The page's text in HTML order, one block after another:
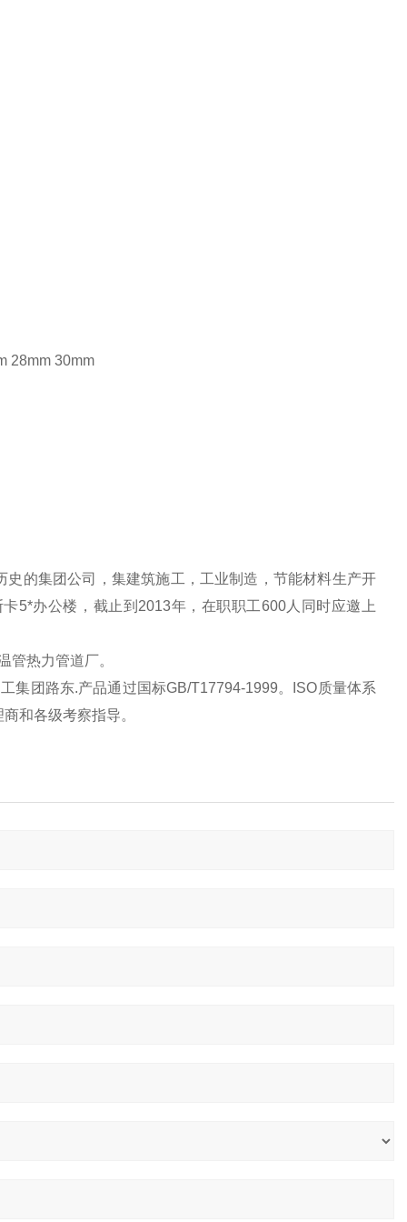
28mm 30mm
的集团公司，集建筑施工，工业制造，节能材料生产开
5*办公楼，截止到2013年，在职职工600人同时应邀上
管热力管道厂。
集团路东.产品通过国标GB/T17794-1999。ISO质量体系
和各级考察指导。